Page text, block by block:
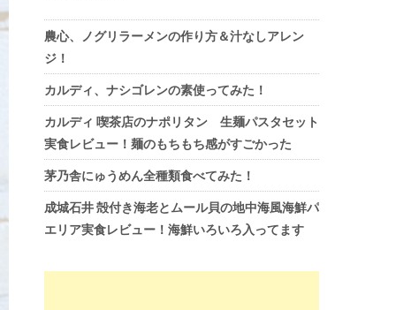
農心、ノグリラーメンの作り方＆汁なしアレン
ジ！
カルディ、ナシゴレンの素使ってみた！
カルディ 喫茶店のナポリタン 生麺パスタセット
実食レビュー！麺のもちもち感がすごかった
茅乃舎にゅうめん全種類食べてみた！
成城石井 殻付き海老とムール貝の地中海風海鮮パ
エリア実食レビュー！海鮮いろいろ入ってます